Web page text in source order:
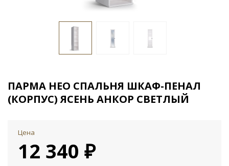
ПАРМА НЕО СПАЛЬНЯ ШКАФ-ПЕНАЛ
(КОРПУС) ЯСЕНЬ АНКОР СВЕТЛЫЙ
Цена
12 340 ₽